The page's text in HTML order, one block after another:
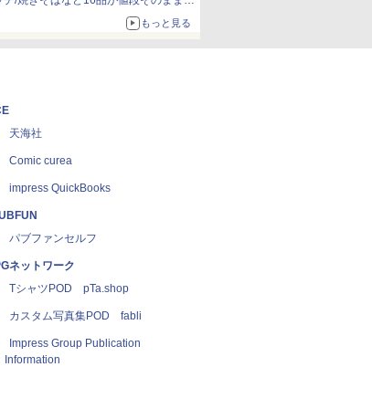
もっと見る
天海社
Comic curea
impress QuickBooks
パブファンセルフ
ネットワーク
TシャツPOD pTa.shop
カスタム写真集POD fabli
Impress Group Publication
Information